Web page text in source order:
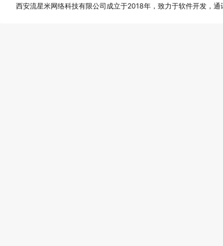
西安流星米网络科技有限公司成立于2018年，致力于软件开发，